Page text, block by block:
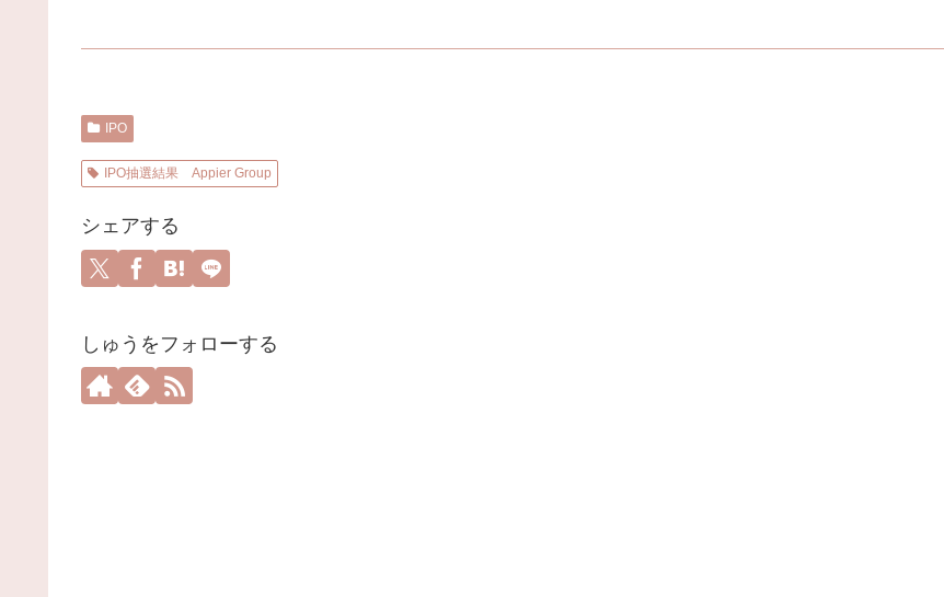
IPO
IPO抽選結果 Appier Group
シェアする
しゅうをフォローする